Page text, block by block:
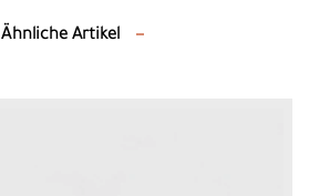
Ähnliche Artikel